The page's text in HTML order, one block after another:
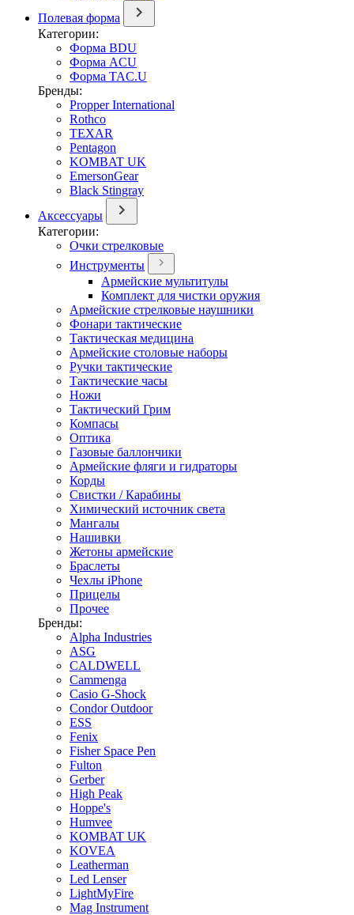
Полевая форма
Категории:
Форма BDU
Форма ACU
Форма TAC.U
Бренды:
Propper International
Rothco
TEXAR
Pentagon
KOMBAT UK
EmersonGear
Black Stingray
Аксессуары
Категории:
Очки стрелковые
Инструменты
Армейские мультитулы
Комплект для чистки оружия
Армейские стрелковые наушники
Фонари тактические
Тактическая медицина
Армейские столовые наборы
Ручки тактические
Тактические часы
Ножи
Тактический Грим
Компасы
Оптика
Газовые баллончики
Армейские фляги и гидраторы
Корды
Свистки / Карабины
Химический источник света
Мангалы
Нашивки
Жетоны армейские
Браслеты
Чехлы iPhone
Прицелы
Прочее
Бренды:
Alpha Industries
ASG
CALDWELL
Cammenga
Casio G-Shock
Condor Outdoor
ESS
Fenix
Fisher Space Pen
Fulton
Gerber
High Peak
Hoppe's
Humvee
KOMBAT UK
KOVEA
Leatherman
Led Lenser
LightMyFire
Mag Instrument